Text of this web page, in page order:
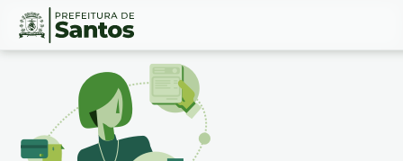
Ir
Conteúdo